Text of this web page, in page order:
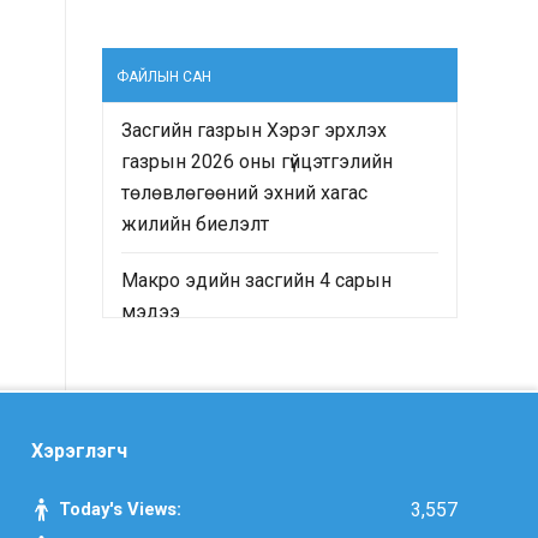
ФАЙЛЫН САН
Засгийн газрын Хэрэг эрхлэх
газрын 2026 оны гүйцэтгэлийн
төлөвлөгөөний эхний хагас
жилийн биелэлт
Макро эдийн засгийн 4 сарын
мэдээ
2024-2028 оны үйл ажиллагааны
болон “Монгол Улсын хөгжлийн
Хэрэглэгч
Today's Views: 3,557